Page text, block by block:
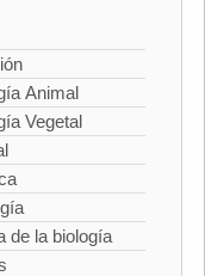
Animal
Vegetal
de la biología